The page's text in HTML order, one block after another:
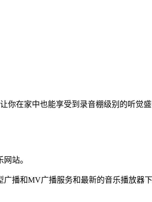
你在家中也能享受到录音棚级别的听
站。
播和MV广播服务和最新的音乐播放器下